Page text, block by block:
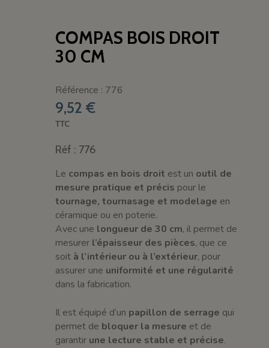
COMPAS BOIS DROIT
30 CM
Référence : 776
9,52 €
TTC
Réf : 776
Le compas en bois droit est un outil de
mesure pratique et précis pour le
tournage, tournasage et modelage en
céramique ou en poterie.
Avec une longueur de 30 cm, il permet de
mesurer l’épaisseur des pièces, que ce
soit à l’intérieur ou à l’extérieur, pour
assurer une uniformité et une régularité
dans la fabrication.
Il est équipé d’un papillon de serrage qui
permet de bloquer la mesure et de
garantir une lecture stable et précise.